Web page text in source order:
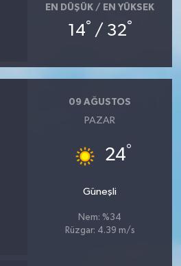
EN DÜŞÜK / EN YÜKSEK
14° / 32°
09 AĞUSTOS
PAZAR
24°
Güneşli
Nem: %34
Rüzgar: 4.39 m/s